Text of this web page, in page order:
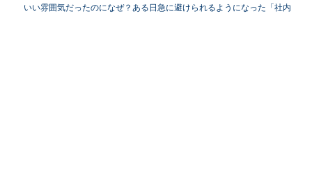
いい雰囲気だったのになぜ？ある日急に避けられるようになった「社内